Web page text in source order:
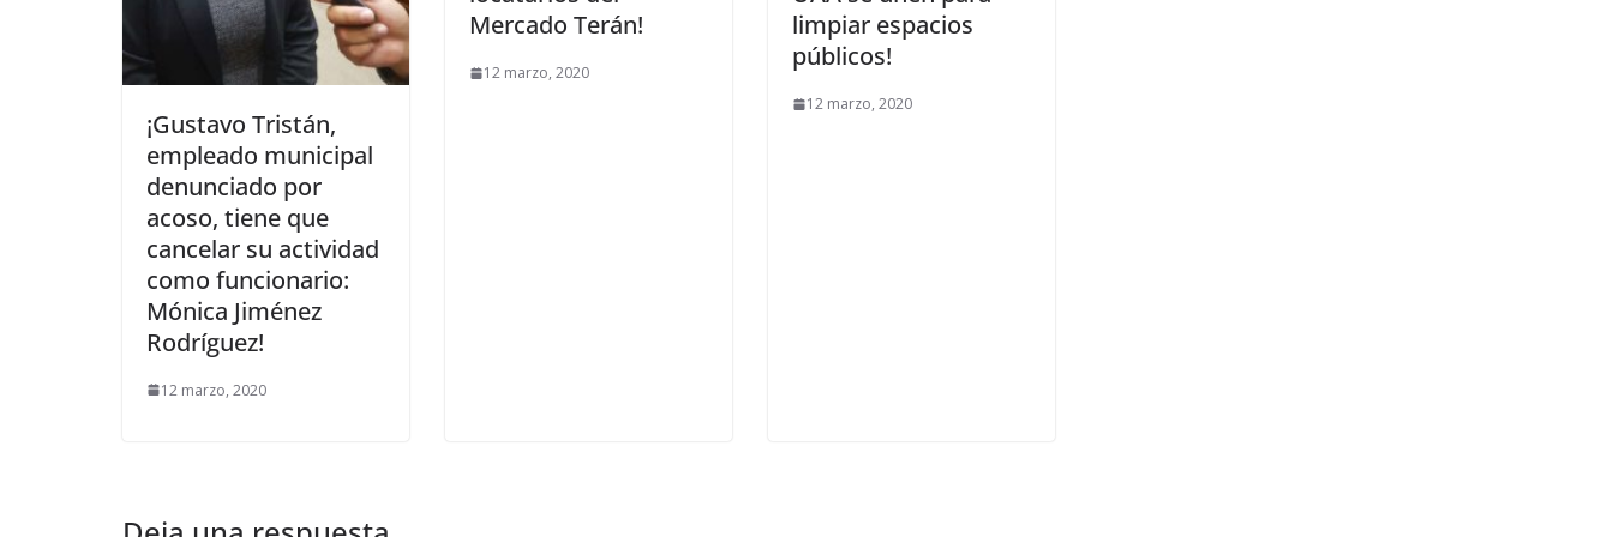
¡Gustavo Tristán,
empleado municipal
denunciado por
acoso, tiene que
cancelar su actividad
como funcionario:
Mónica Jiménez
Rodríguez!
12 marzo, 2020
Mercado Terán!
12 marzo, 2020
limpiar espacios
públicos!
12 marzo, 2020